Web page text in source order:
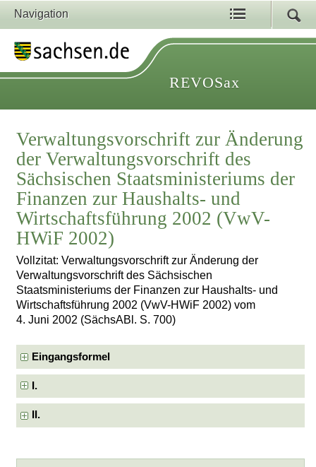
Navigation
REVOSax
Verwaltungsvorschrift zur Änderung
der Verwaltungsvorschrift des
Sächsischen Staatsministeriums der
Finanzen zur Haushalts- und
Wirtschaftsführung 2002 (VwV-
HWiF 2002)
Vollzitat: Verwaltungsvorschrift zur Änderung der
Verwaltungsvorschrift des Sächsischen
Staatsministeriums der Finanzen zur Haushalts- und
Wirtschaftsführung 2002 (VwV-HWiF 2002) vom
4. Juni 2002 (SächsABl. S. 700)
Eingangsformel
I.
II.